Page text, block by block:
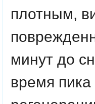
плотным,
минут до
время пика